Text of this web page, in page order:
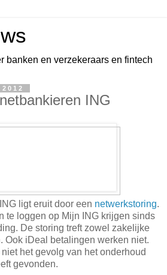
banken en verzekeraars en fintech
ING
ligt eruit door een netwerkstoring.
te loggen op Mijn ING krijgen sinds
De storing treft zowel zakelijke
Ook iDeal betalingen werken niet.
het gevolg van het onderhoud
gevonden.